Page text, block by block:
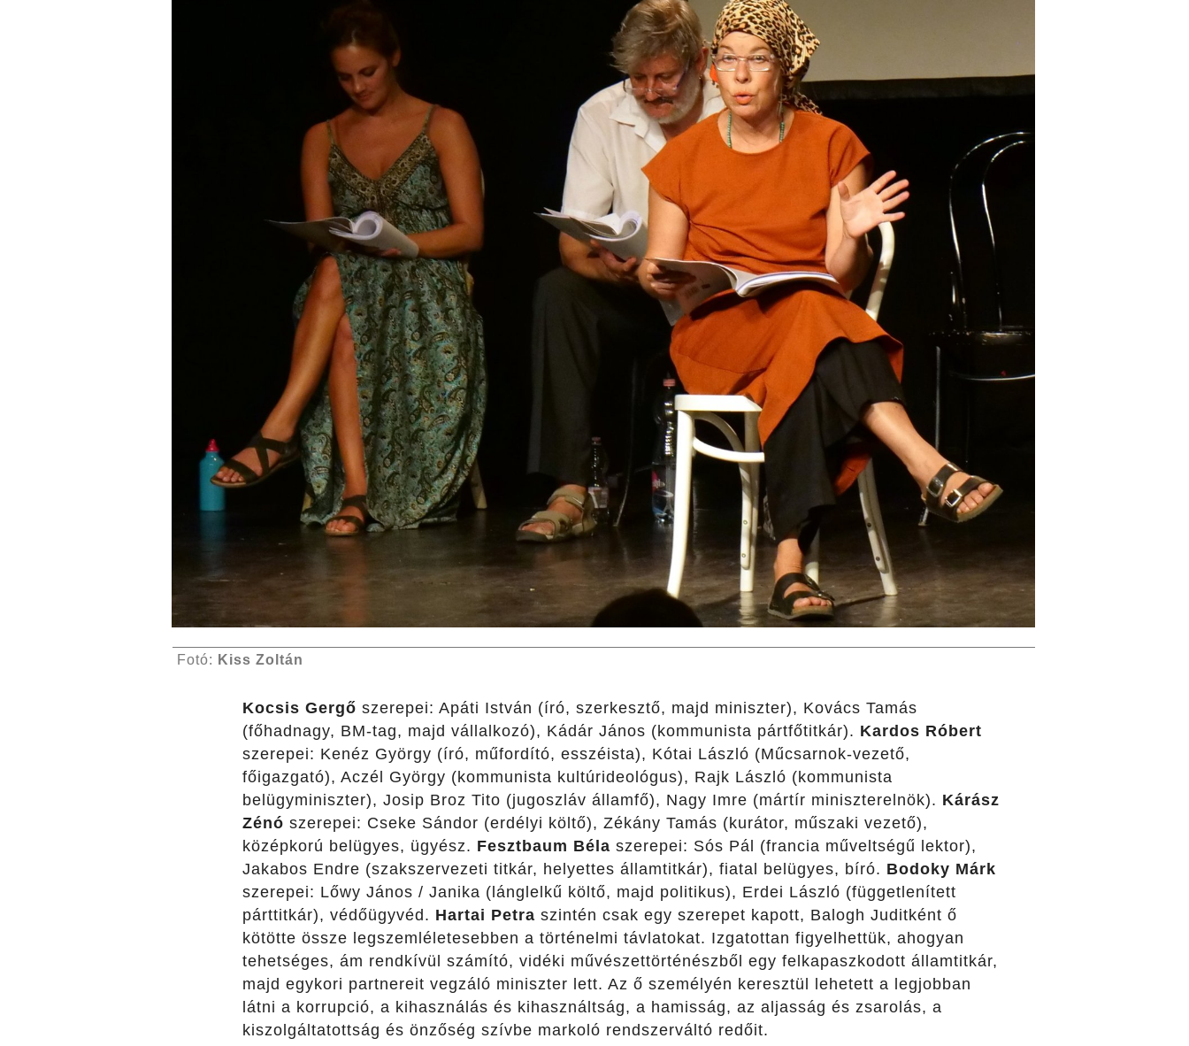
Fotó: Kiss Zoltán
Kocsis Gergő szerepei: Apáti István (író, szerkesztő, majd miniszter), Kovács Tamás
(főhadnagy, BM-tag, majd vállalkozó), Kádár János (kommunista pártfőtitkár). Kardos Róbert
szerepei: Kenéz György (író, műfordító, esszéista), Kótai László (Műcsarnok-vezető,
főigazgató), Aczél György (kommunista kultúrideológus), Rajk László (kommunista
belügyminiszter), Josip Broz Tito (jugoszláv államfő), Nagy Imre (mártír miniszterelnök). Kárász
Zénó szerepei: Cseke Sándor (erdélyi költő), Zékány Tamás (kurátor, műszaki vezető),
középkorú belügyes, ügyész. Fesztbaum Béla szerepei: Sós Pál (francia műveltségű lektor),
Jakabos Endre (szakszervezeti titkár, helyettes államtitkár), fiatal belügyes, bíró. Bodoky Márk
szerepei: Lőwy János / Janika (lánglelkű költő, majd politikus), Erdei László (függetlenített
párttitkár), védőügyvéd. Hartai Petra szintén csak egy szerepet kapott, Balogh Juditként ő
kötötte össze legszemléletesebben a történelmi távlatokat. Izgatottan figyelhettük, ahogyan
tehetséges, ám rendkívül számító, vidéki művészettörténészből egy felkapaszkodott államtitkár,
majd egykori partnereit vegzáló miniszter lett. Az ő személyén keresztül lehetett a legjobban
látni a korrupció, a kihasználás és kihasználtság, a hamisság, az aljasság és zsarolás, a
kiszolgáltatottság és önzőség szívbe markoló rendszerváltó redőit.